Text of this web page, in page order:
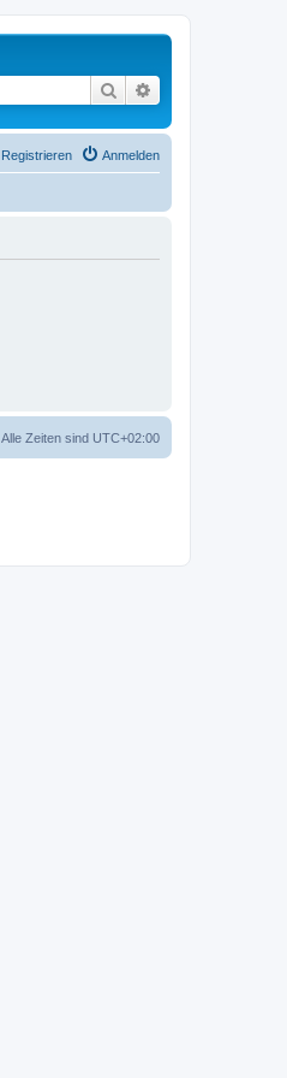
Suche
Anmelden
Registrieren
Alle Zeiten sind UTC+02:00